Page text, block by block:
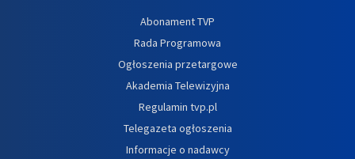
Abonament TVP
Rada Programowa
Ogłoszenia przetargowe
Akademia Telewizyjna
Regulamin tvp.pl
Telegazeta ogłoszenia
Informacje o nadawcy